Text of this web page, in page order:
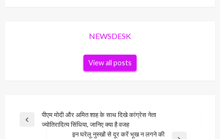
NEWSDESK
View all posts
Post
navigation
Previous
पीएम मोदी और अमित शाह के साथ दिखे कांग्रेस नेता
ज्योतिरादित्य सिंधिया, जानिए क्या है वजह
इन घरेलू नुस्खों से दूर करें भूख न लगने की